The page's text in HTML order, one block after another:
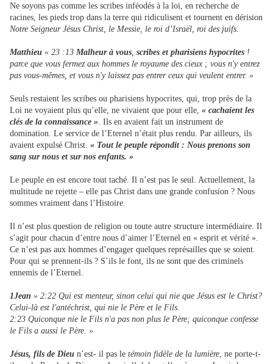
Ne soyons pas comme les scribes inféodés à la loi, en recherche de
racines, les pieds trop dans la terre qui ridiculisent et tournent en dérision
Notre Seigneur Jésus Christ, le Messie, le roi d’Israël, roi des juifs.
Matthieu « 23 :13 Malheur à vous scribes et pharisiens hypocrites !
parce que vous fermez aux hommes le royaume des cieux ; vous n'y entrez
pas vous-mêmes, et vous n'y laissez pas entrer ceux qui veulent entrer. »
Seuls restaient les scribes ou pharisiens hypocrites, qui, trop près de la
Loi ne voyaient plus qu’elle, ne vivaient que pour elle, « cachaient les
clés de la connaissance » . Ils en avaient fait un instrument de
domination. Le service de l’Eternel n’était plus rendu. Par ailleurs, ils
avaient expulsé Christ. « Tout le peuple répondit : Nous prenons son
sang sur nous et sur nos enfants. »
Le peuple en est encore tout taché. Il n’est pas le seul. Actuellement, la
multitude ne rejette – elle pas Christ dans une grande confusion ? Nous
sommes vraiment dans l’Histoire.
Il n’est plus question de religion ou toute autre structure intermédiaire. Il
s’agit pour chacun d’entre nous d’aimer l’Eternel en « esprit et vérité ».
Ce n’est pas aux hommes d’engager quelques représailles que se soient.
Pour qui se prennent-ils ? S’ils le font, ils ne sont que des criminels
ennemis de l’Eternel.
1Jean » 2:22 Qui est menteur, sinon celui qui nie que Jésus est le Christ?
Celui-là est l'antéchrist, qui nie le Père et le Fils.
2:23 Quiconque nie le Fils n'a pas non plus le Père; quiconque confesse
le Fils a aussi le Père. »
Jésus, fils de Dieu n’est- il pas le témoin fidèle de la lumière , ne porte-t-